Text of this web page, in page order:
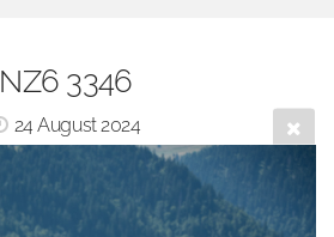
NZ6 3346
24 August 2024